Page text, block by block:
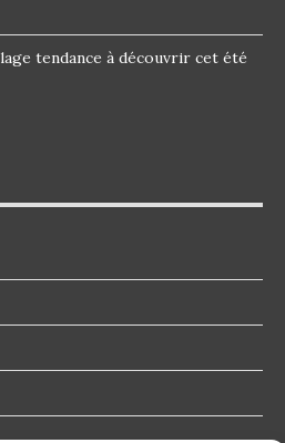
tendance à découvrir cet été